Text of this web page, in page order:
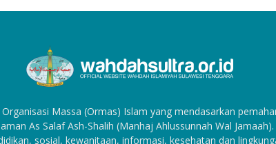
Massa (Ormas) Islam yang mendasarkan
As Salaf Ash-Shalih (Manhaj Ahlussunnah Wal
sosial, kewanitaan, informasi, kesehatan dan